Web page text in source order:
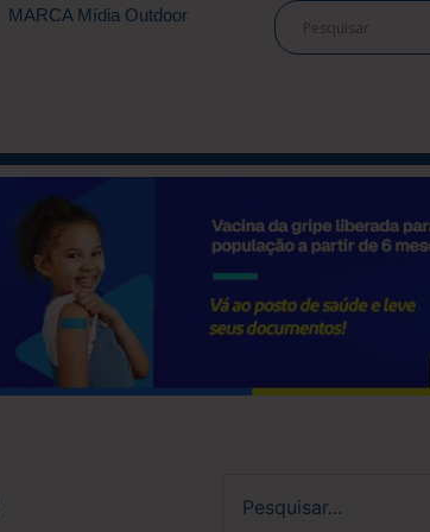
MARCA Mídia Outdoor